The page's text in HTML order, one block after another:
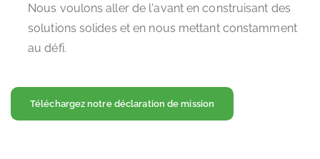
Nous voulons aller de l'avant en construisant des
solutions solides et en nous mettant constamment
au défi.
Téléchargez notre déclaration de mission